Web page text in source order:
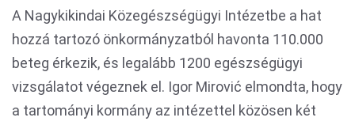
A Nagykikindai Közegészségügyi Intézetbe a hat
hozzá tartozó önkormányzatból havonta 110.000
beteg érkezik, és legalább 1200 egészségügyi
vizsgálatot végeznek el. Igor Mirović elmondta, hogy
a tartományi kormány az intézettel közösen két